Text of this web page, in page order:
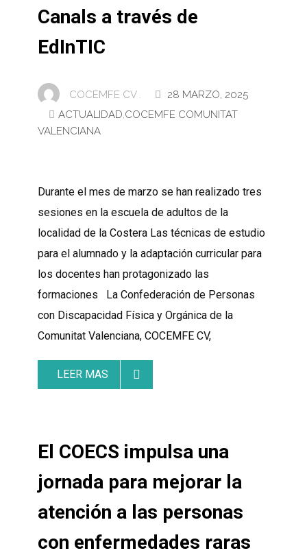
Canals a través de
EdInTIC
COCEMFE CV .
28 MARZO, 2025
ACTUALIDAD,COCEMFE COMUNITAT
VALENCIANA
Durante el mes de marzo se han realizado tres
sesiones en la escuela de adultos de la
localidad de la Costera Las técnicas de estudio
para el alumnado y la adaptación curricular para
los docentes han protagonizado las
formaciones La Confederación de Personas
con Discapacidad Física y Orgánica de la
Comunitat Valenciana, COCEMFE CV,
LEER MAS
El COECS impulsa una
jornada para mejorar la
atención a las personas
con enfermedades raras